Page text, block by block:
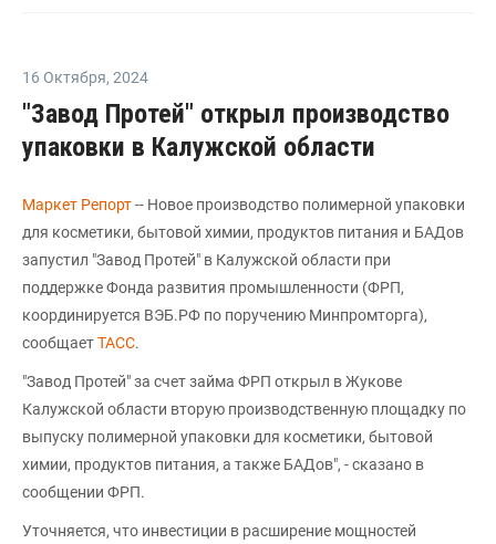
16 Октября, 2024
"Завод Протей" открыл производство
упаковки в Калужской области
Маркет Репорт-- Новое производство полимерной упаковки
для косметики, бытовой химии, продуктов питания и БАДов
запустил "Завод Протей" в Калужской области при
поддержке Фонда развития промышленности (ФРП,
координируется ВЭБ.РФ по поручению Минпромторга),
сообщаетТАСС.
"Завод Протей" за счет займа ФРП открыл в Жукове
Калужской области вторую производственную площадку по
выпуску полимерной упаковки для косметики, бытовой
химии, продуктов питания, а также БАДов", - сказано в
сообщении ФРП.
Уточняется, что инвестиции в расширение мощностей